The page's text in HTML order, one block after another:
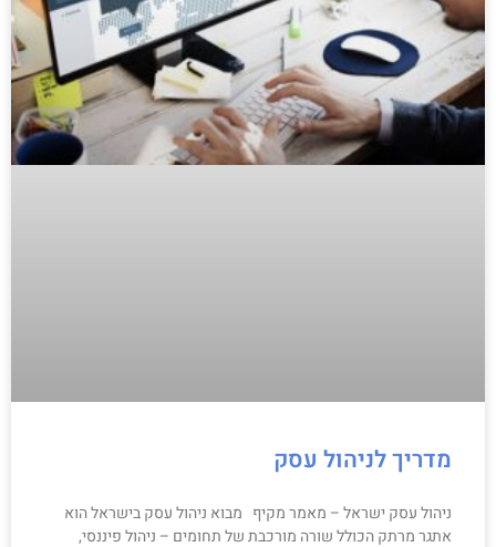
מדריך לניהול עסק
ניהול עסק ישראל – מאמר מקיף מבוא ניהול עסק בישראל הוא
אתגר מרתק הכולל שורה מורכבת של תחומים – ניהול פיננסי,